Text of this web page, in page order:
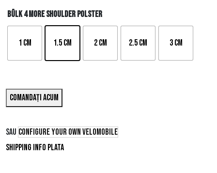
Bülk 4 More Shoulder Polster
1 cm 1.5 cm 2 cm 2.5 cm 3 cm
Comandați acum
SAU Configure your own velomobile
Shipping info Plata